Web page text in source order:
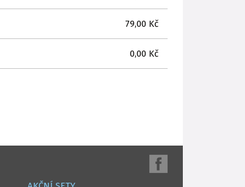
79,00 Kč
0,00 Kč